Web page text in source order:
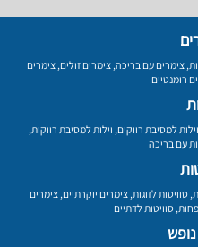
, צימרים עם בריכה, צימרים זולים, צימרים
רומנטיים
וילות למסיבת רווקים, וילות למסיבת רווקות,
עם בריכה
,סוויטות לזוגות,צימרים יוקרתיים,צימרים
,סוויטות לדתיים